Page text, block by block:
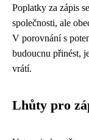
Poplatky za zápis
společnosti, ale
V porovnání s
budoucnu přinést,
vrátí.
Lhůty pro